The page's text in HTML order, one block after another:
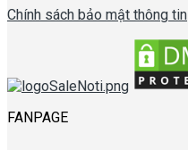
Chính sách bảo mật thông tin
FANPAGE